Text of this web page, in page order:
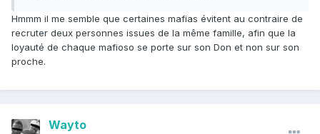
Hmmm il me semble que certaines mafias évitent au contraire de
recruter deux personnes issues de la même famille, afin que la
loyauté de chaque mafioso se porte sur son Don et non sur son
proche.
Wayto